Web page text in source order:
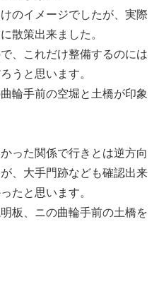
のイメージでしたが、実際
散策出来ました。
、これだけ整備するのには
うと思います。
輪手前の空堀と土橋が印象
った関係で行きとは逆方向
、大手門跡なども確認出来
たと思います。
板、ニの曲輪手前の土橋を